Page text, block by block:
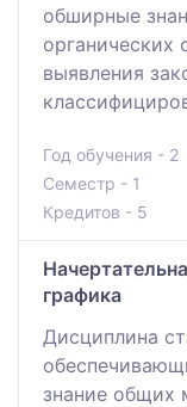
обширные
органических
выявления
Год обучения - 2
Семестр - 1
Кредитов - 5
графика
Дисциплина
знание общих